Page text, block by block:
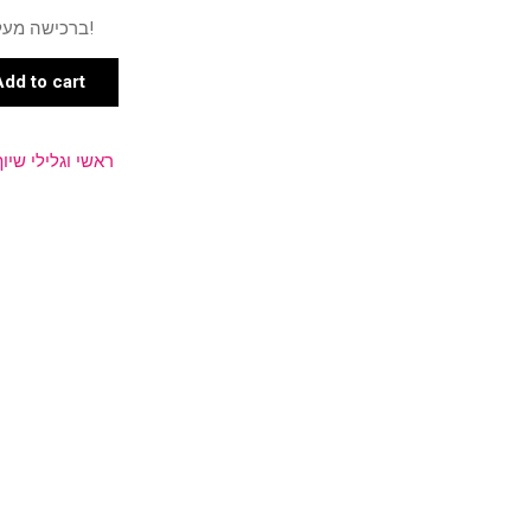
ברכישה מעל 500 ש"ח תרוויחו 5 נקודות!
to cart
ראשי וגלילי